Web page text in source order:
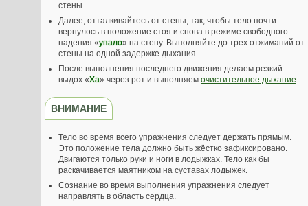
стены.
Далее, отталкивайтесь от стены, так, чтобы тело почти
вернулось в положение стоя и снова в режиме свободного
падения «упало» на стену. Выполняйте до трех отжиманий от
стены на одной задержке дыхания.
После выполнения последнего движения делаем резкий
выдох «Ха» через рот и выполняем очистительное дыхание.
ВНИМАНИЕ
Тело во время всего упражнения следует держать прямым.
Это положение тела должно быть жёстко зафиксировано.
Двигаются только руки и ноги в лодыжках. Тело как бы
раскачивается маятником на суставах лодыжек.
Сознание во время выполнения упражнения следует
направлять в область сердца.